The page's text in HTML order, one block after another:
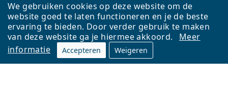
We gebruiken cookies op deze website om de
website goed te laten functioneren en je de beste
ervaring te bieden. Door verder gebruik te maken
van deze website ga je hiermee akkoord.
Meer
informatie
Accepteren Weigeren
Terug naar de homepagina
Ga omhoog
Lentiamo.nl is eigendom van en wordt beheerd door Lentiamo s.r.o.,
Tsjechië
Hier al 18 jaar voor jou.